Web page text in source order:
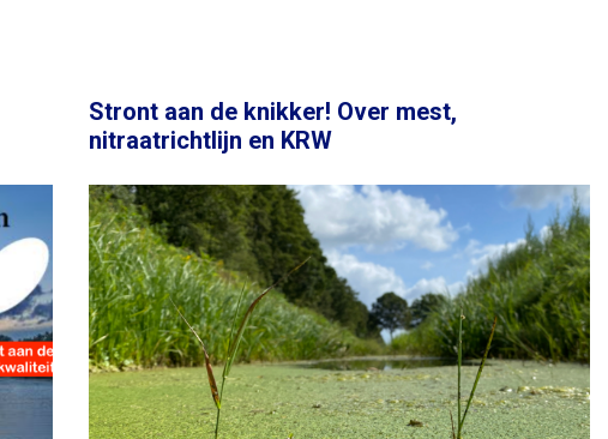
Stront aan de knikker! Over mest,
nitraatrichtlijn en KRW